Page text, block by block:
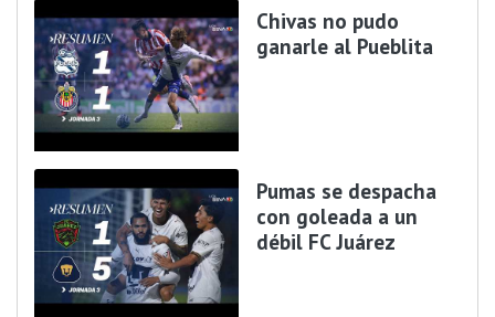
Chivas no pudo
ganarle al Pueblita
Pumas se despacha
con goleada a un
débil FC Juárez